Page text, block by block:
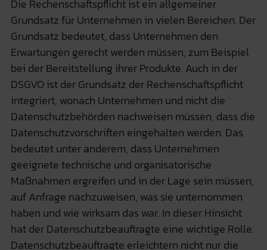
Die Rechenschaftspflicht ist ein allgemeiner
Grundsatz für Unternehmen in vielen Bereichen. Der
Grundsatz bedeutet, dass Unternehmen den
Erwartungen gerecht werden müssen, zum Beispiel
bei der Bereitstellung ihrer Produkte. Auch in der
DSGVO ist der Grundsatz der Rechenschaftspflicht
integriert, wonach Unternehmen und nicht die
Datenschutzbehörden nachweisen müssen, dass die
Datenschutzvorschriften eingehalten werden. Das
bedeutet unter anderem, dass Unternehmen
geeignete technische und organisatorische
Maßnahmen ergreifen und in der Lage sein müssen,
auf Anfrage nachzuweisen, was sie unternommen
haben und wie wirksam das war. In dieser Hinsicht
hat der Datenschutzbeauftragte eine wichtige Rolle.
Datenschutzbeauftragte erleichtern nicht nur die